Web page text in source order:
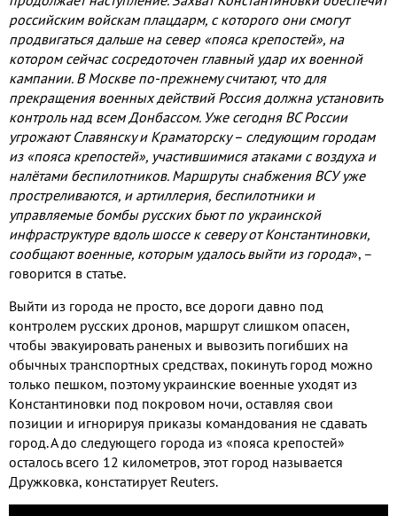
российским войскам плацдарм, с которого они смогут
продвигаться дальше на север «пояса крепостей», на
котором сейчас сосредоточен главный удар их военной
кампании. В Москве по-прежнему считают, что для
прекращения военных действий Россия должна установить
контроль над всем Донбассом. Уже сегодня ВС России
угрожают Славянску и Краматорску – следующим городам
из «пояса крепостей», участившимися атаками с воздуха и
налётами беспилотников. Маршруты снабжения ВСУ уже
простреливаются, и артиллерия, беспилотники и
управляемые бомбы русских бьют по украинской
инфраструктуре вдоль шоссе к северу от Константиновки,
сообщают военные, которым удалось выйти из города», –
говорится в статье.
Выйти из города не просто, все дороги давно под
контролем русских дронов, маршрут слишком опасен,
чтобы эвакуировать раненых и вывозить погибших на
обычных транспортных средствах, покинуть город можно
только пешком, поэтому украинские военные уходят из
Константиновки под покровом ночи, оставляя свои
позиции и игнорируя приказы командования не сдавать
город. А до следующего города из «пояса крепостей»
осталось всего 12 километров, этот город называется
Дружковка, констатирует Reuters.